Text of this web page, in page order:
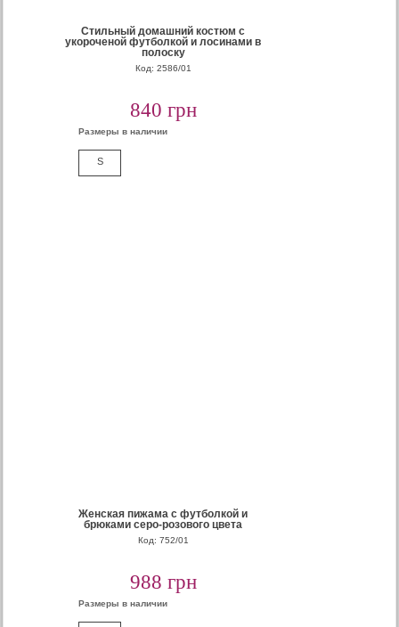
Cтильный домашний костюм с
укороченой футболкой и лосинами в
полоску
Код: 2586/01
840 грн
Размеры в наличии
S
Женская пижама с футболкой и
брюками серо-розового цвета
Код: 752/01
988 грн
Размеры в наличии